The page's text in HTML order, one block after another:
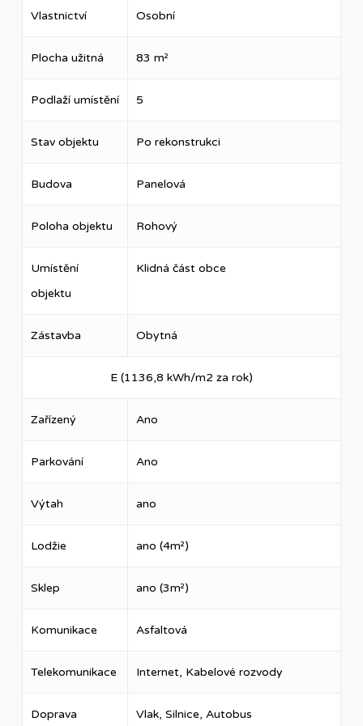
Vlastnictví Osobní
Plocha užitná 83 m²
Podlaží umístění 5
Stav objektu Po rekonstrukci
Budova Panelová
Poloha objektu Rohový
Umístění
objektu
Klidná část obce
Zástavba Obytná
E (1136,8 kWh/m2 za rok)
Zařízený Ano
Parkování Ano
Výtah ano
Lodžie ano (4m²)
Sklep ano (3m²)
Komunikace Asfaltová
Telekomunikace Internet, Kabelové rozvody
Doprava Vlak, Silnice, Autobus